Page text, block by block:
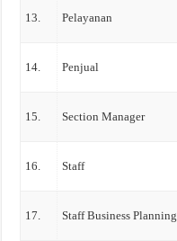
13. Pelayanan
14. Penjual
15. Section Manager
16. Staff
17. Staff Business Planning